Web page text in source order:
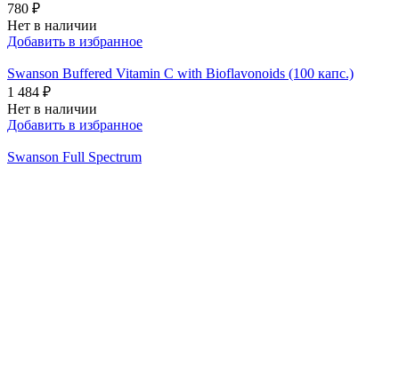
780 ₽
Нет в наличии
Добавить в избранное
Swanson Buffered Vitamin C with Bioflavonoids (100 капс.)
1 484 ₽
Нет в наличии
Добавить в избранное
Swanson Full Spectrum